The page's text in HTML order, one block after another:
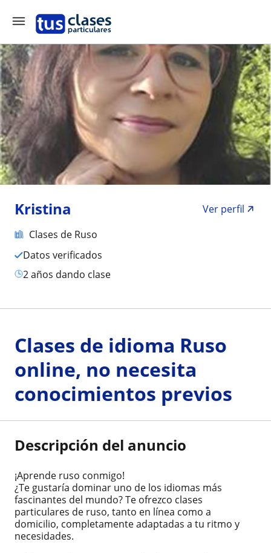
Kristina
Ver perfil
Clases de Ruso
Datos verificados
2 años dando clase
Clases de idioma Ruso
online, no necesita
conocimientos previos
Descripción del anuncio
¡Aprende ruso conmigo!
¿Te gustaría dominar uno de los idiomas más
fascinantes del mundo? Te ofrezco clases
particulares de ruso, tanto en línea como a
domicilio, completamente adaptadas a tu ritmo y
necesidades.